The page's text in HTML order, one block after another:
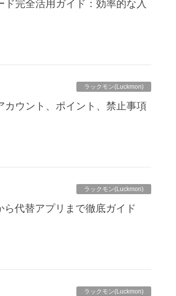
完全活用ガイド：効率的な入
ラックモン(Luckmon)
カウント、ポイント、禁止事項
ラックモン(Luckmon)
代替アプリまで徹底ガイド
ラックモン(Luckmon)